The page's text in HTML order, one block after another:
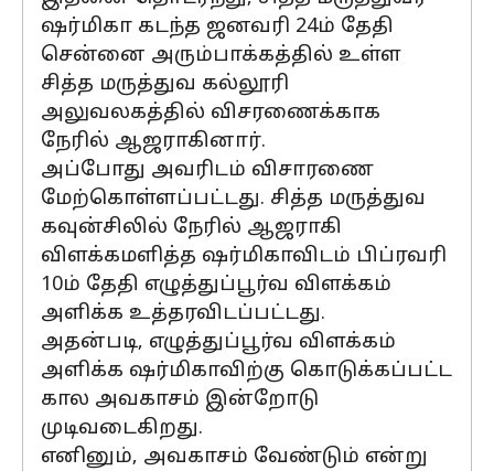
ஷர்மிகா கடந்த ஜனவரி 24ம் தேதி
சென்னை அரும்பாக்கத்தில் உள்ள
சித்த மருத்துவ கல்லூரி
அலுவலகத்தில் விசரணைக்காக
நேரில் ஆஜராகினார்.
அப்போது அவரிடம் விசாரணை
மேற்கொள்ளப்பட்டது. சித்த மருத்துவ
கவுன்சிலில் நேரில் ஆஜராகி
விளக்கமளித்த ஷர்மிகாவிடம் பிப்ரவரி
10ம் தேதி எழுத்துப்பூர்வ விளக்கம்
அளிக்க உத்தரவிடப்பட்டது.
அதன்படி, எழுத்துப்பூர்வ விளக்கம்
அளிக்க ஷர்மிகாவிற்கு கொடுக்கப்பட்ட
கால அவகாசம் இன்றோடு
முடிவடைகிறது.
எனினும், அவகாசம் வேண்டும் என்று